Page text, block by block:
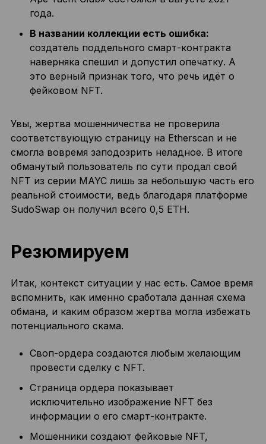
года.
В названии коллекции есть ошибка:
создатель поддельного смарт-контракта
наверняка спешил и допустил опечатку. А
это верный признак того, что речь идёт о
фейковом NFT.
Увы, жертва мошенничества не проверила
соответствующую страницу на Etherscan и не
смогла вовремя заподозрить неладное. В итоге
обманутый пользователь по сути продал свой
NFT из серии MAYC лишь за небольшую часть его
реальной стоимости, ведь благодаря платформе
SudoSwap он получил всего 0,5 ETH.
Резюмируем
Итак, контекст ситуации у нас есть. Самое время
вспомнить, как именно сработала данная схема
обмана, и каким образом жертва могла избежать
потенциального скама.
Своп-ордера создаются любым желающим
провести сделку с NFT.
Страница ордера показывает
исключительно изображение NFT без
информации о его смарт-контракте.
Мошенники создают фейковые NFT,